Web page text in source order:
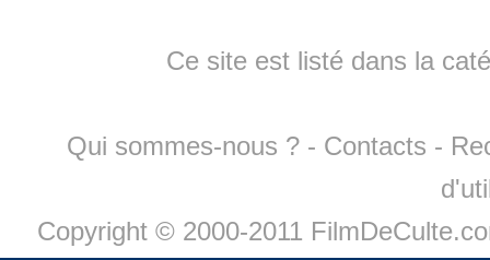
Ce site est listé dans la
Qui sommes-nous ? - Contacts -
Copyright © 2000-2011